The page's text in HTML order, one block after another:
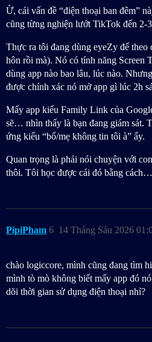
Ừ, cái vấn đề “điện thoại ban đêm”
cũng từng nghiện lướt TikTok đến 2-
Thực ra tôi đang dùng eyeZy để
hôn rồi mà). Nó có tính năng Screen
dùng app nào bao lâu, lúc nào.
được chính xác nó mở app gì lúc 2h
Mấy app kiểu Family Link của
sẽ… nhìn thấy là bạn đang giám sát.
ứng kiểu “bố/mẹ không tin tôi à” ấy.
Quan trọng là phải nói chuyện với
thôi. Tôi học được cái đó bằng
PipiPham 14 Tháng Sáu 2026
6
chào logiccore, mình cũng đang tìm
mình tò mò không biết mấy app đó
dõi thời gian sử dụng điện thoại nhỉ?